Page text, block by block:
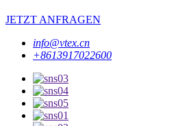
JETZT ANFRAGEN
info@vtex.cn
+8613917022600